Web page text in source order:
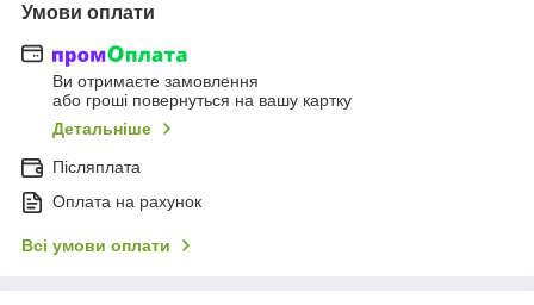
Умови оплати
Ви отримаєте замовлення
або гроші повернуться на вашу картку
Детальніше
Післяплата
Оплата на рахунок
Всі умови оплати